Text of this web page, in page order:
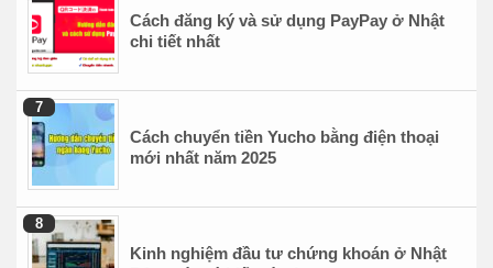
Cách đăng ký và sử dụng PayPay ở Nhật
chi tiết nhất
Cách chuyển tiền Yucho bằng điện thoại
mới nhất năm 2025
Kinh nghiệm đầu tư chứng khoán ở Nhật